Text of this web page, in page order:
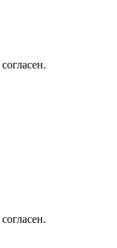
согласен.
согласен.